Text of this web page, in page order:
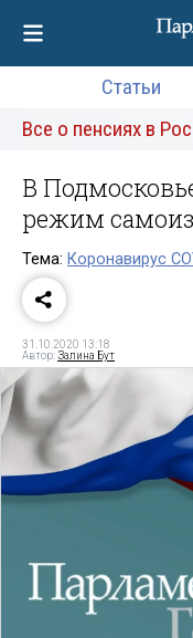
Статьи
Все о пенсиях в
В
режим
Тема: Коронавирус
31.10.2020 13:18
Автор:Залина Бут